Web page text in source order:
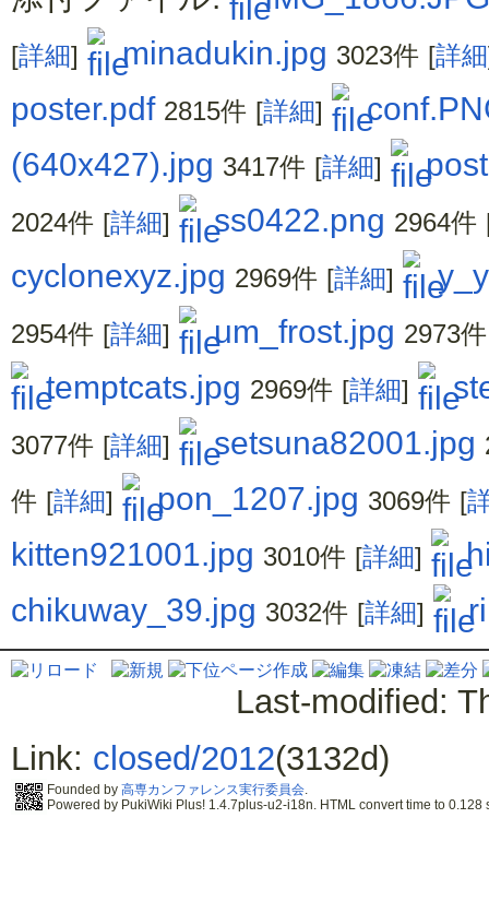
[詳細] minadukin.jpg 3023件 [詳細
poster.pdf 2815件 [詳細]
(640x427).jpg 3417件 [詳細]
2024件 [詳細] ss0422.png 2964件
cyclonexyz.jpg 2969件 [詳細]
2954件 [詳細] um_frost.jpg 2973件
temptcats.jpg 2969件 [詳細]
3077件 [詳細] setsuna82001.jpg
件 [詳細] pon_1207.jpg 3069件 [
kitten921001.jpg 3010件 [詳細]
chikuway_39.jpg 3032件 [詳細]
Last-modified:
Link: closed/2012(3132d)
Founded by 高専カンファレンス実行委員会.
Powered by PukiWiki Plus! 1.4.7plus-u2-i18n. HTML convert time to 0.128